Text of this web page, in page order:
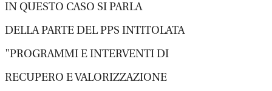
IN QUESTO CASO SI PARLA
DELLA PARTE DEL PPS INTITOLATA
"PROGRAMMI E INTERVENTI DI
RECUPERO E VALORIZZAZIONE